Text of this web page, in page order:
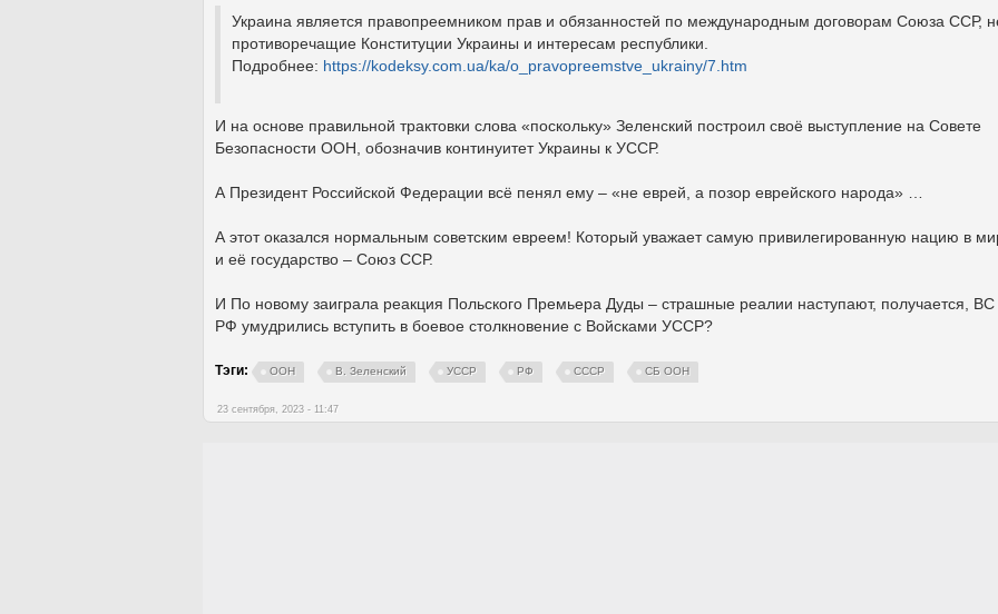
Украина является правопреемником прав и обязанностей по международным договорам Союза ССР,
противоречащие Конституции Украины и интересам республики.
Подробнее: https://kodeksy.com.ua/ka/o_pravopreemstve_ukrainy/7.htm
И на основе правильной трактовки слова «поскольку» Зеленский построил своё выступление на Совете
Безопасности ООН, обозначив континуитет Украины к УССР.
А Президент Российской Федерации всё пенял ему – «не еврей, а позор еврейского народа» …
А этот оказался нормальным советским евреем! Который уважает самую привилегированную нацию в
и её государство – Союз ССР.
И По новому заиграла реакция Польского Премьера Дуды – страшные реалии наступают, получается, ВС
РФ умудрились вступить в боевое столкновение с Войсками УССР?
Тэги: ООН В. Зеленский УССР РФ СССР СБ ООН
23 сентября, 2023 - 11:47